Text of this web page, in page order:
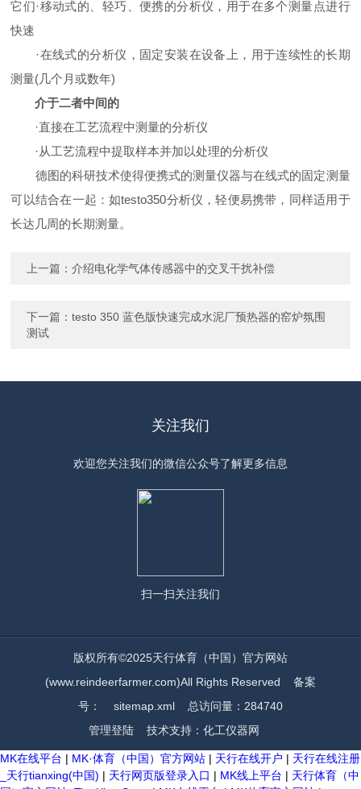
它们·移动式的、轻巧、便携的分析仪，用于在多个测量点进行
快速
·在线式的分析仪，固定安装在设备上，用于连续性的长期
测量(几个月或数年)
介于二者中间的
·直接在工艺流程中测量的分析仪
·从工艺流程中提取样本并加以处理的分析仪
德图的科研技术使得便携式的测量仪器与在线式的固定测量
可以结合在一起：如testo350分析仪，轻便易携带，同样适用于
长达几周的长期测量。
上一篇：介绍电化学气体传感器中的交叉干扰补偿
下一篇：testo 350 蓝色版快速完成水泥厂预热器的窑炉氛围
测试
关注我们
欢迎您关注我们的微信公众号了解更多信息
扫一扫关注我们
版权所有©2025天行体育（中国）官方网站
(www.reindeerfarmer.com)All Rights Reserved 备案
号：
sitemap.xml总访问量：284740
管理登陆技术支持： 化工仪器网
MK在线平台 | MK·体育（中国）官方网站 | 天行在线开户 | 天行在线注册
_天行tianxing(中国) | 天行网页版登录入口 | MK线上平台 | 天行体育（中